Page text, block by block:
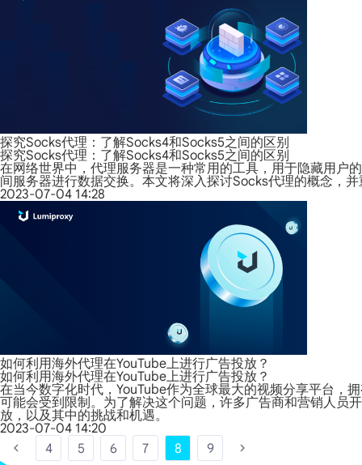
探究Socks代理：了解Socks4和Socks5之间的区别
探究Socks代理：了解Socks4和Socks5之间的区别
在网络世界中，代理服务器是一种常用的工具，用于隐藏用户
间服务器进行数据交换。本文将深入探讨Socks代理的概念，
2023-07-04 14:28
如何利用海外代理在YouTube上进行广告投放？
如何利用海外代理在YouTube上进行广告投放？
在当今数字化时代，YouTube作为全球最大的视频分享平台，
可能会受到限制。为了解决这个问题，许多广告商和营销人员
放，以及其中的挑战和机遇。
2023-07-04 14:20
4
5 6 7 8 9